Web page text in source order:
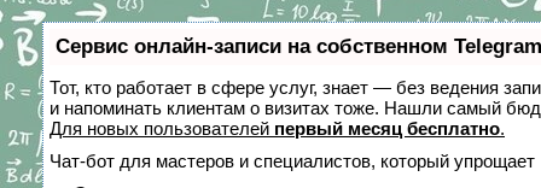
Сервис онлайн-записи на собственном
Тот, кто работает в сфере услуг, знает — без ведения
и напоминать клиентам о визитах тоже. Нашли самый
Для новых пользователей первый месяц бесплатно.
Чат-бот для мастеров и специалистов, который упрощает